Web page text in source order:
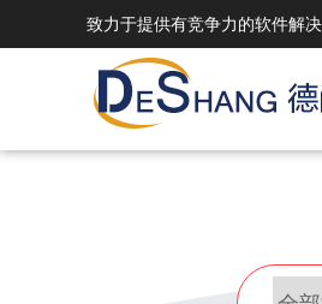
致力于提供有竞争力的软件解
DSMall Pro功能
DSMall Pro支持商城购